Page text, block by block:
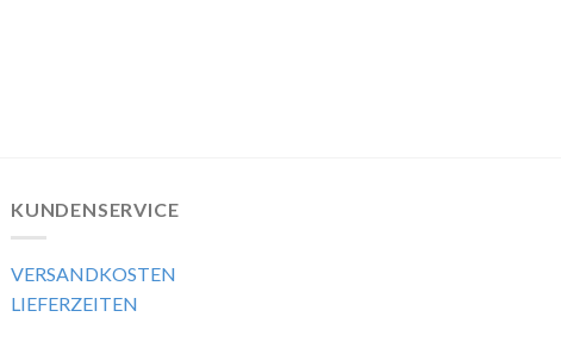
KUNDENSERVICE
VERSANDKOSTEN
LIEFERZEITEN